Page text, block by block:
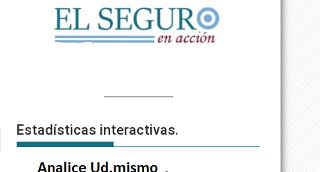
Estadísticas interactivas.